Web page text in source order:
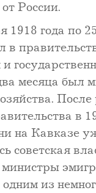
России.
1918 года по
в
и
месяца был
После
в
на Кавказе
советская
из